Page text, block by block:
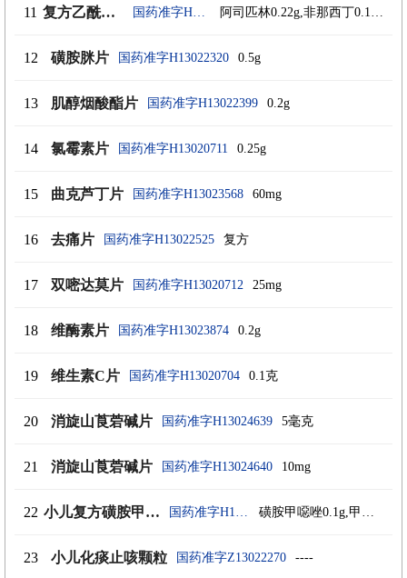
11 复方乙酰水杨酸片 国药准字H13022913 阿司匹林0.22g,非那西丁0.15g,咖啡因35mg
12 磺胺脒片 国药准字H13022320 0.5g
13 肌醇烟酸酯片 国药准字H13022399 0.2g
14 氯霉素片 国药准字H13020711 0.25g
15 曲克芦丁片 国药准字H13023568 60mg
16 去痛片 国药准字H13022525 复方
17 双嘧达莫片 国药准字H13020712 25mg
18 维酶素片 国药准字H13023874 0.2g
19 维生素C片 国药准字H13020704 0.1克
20 消旋山莨菪碱片 国药准字H13024639 5毫克
21 消旋山莨菪碱片 国药准字H13024640 10mg
22 小儿复方磺胺甲噁唑颗粒 国药准字H13023571 磺胺甲噁唑0.1g,甲氧苄啶20mg
23 小儿化痰止咳颗粒 国药准字Z13022270 ----